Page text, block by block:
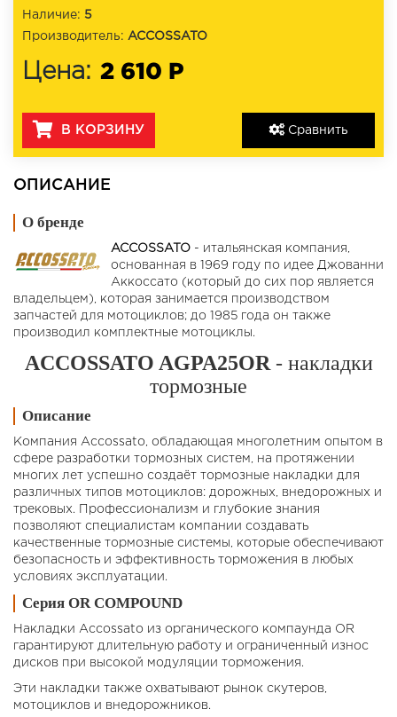
Сравнить
Наличие: 5
Производитель: ACCOSSATO
Цена: 2 610 Р
В КОРЗИНУ
ОПИСАНИЕ
О бренде
ACCOSSATO - итальянская компания,
основанная в 1969 году по идее Джованни
Аккоссато (который до сих пор является
владельцем), которая занимается производством
запчастей для мотоциклов; до 1985 года он также
производил комплектные мотоциклы.
ACCOSSATO AGPA25OR - накладки
тормозные
Описание
Компания Accossato, обладающая многолетним опытом в
сфере разработки тормозных систем, на протяжении
многих лет успешно создаёт тормозные накладки для
различных типов мотоциклов: дорожных, внедорожных и
трековых. Профессионализм и глубокие знания
позволяют специалистам компании создавать
качественные тормозные системы, которые обеспечивают
безопасность и эффективность торможения в любых
условиях эксплуатации.
Серия OR COMPOUND
Накладки Accossato из органического компаунда OR
гарантируют длительную работу и ограниченный износ
дисков при высокой модуляции торможения.
Эти накладки также охватывают рынок скутеров,
мотоциклов и внедорожников.